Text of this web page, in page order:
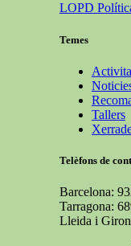
LOPD
Temes
Tallers
Telèfons de
Barcelona:
Tarragona:
Lleida i